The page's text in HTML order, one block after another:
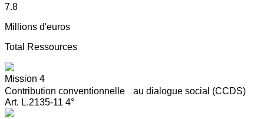
7.8
Millions d'euros
Total Ressources
Mission 4
Contribution conventionnelle au dialogue social (CCDS)
Art. L.2135-11 4°